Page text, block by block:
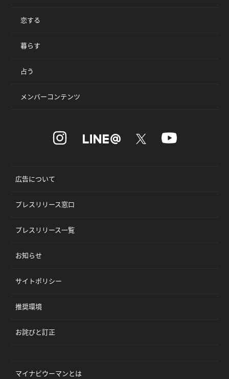
恋する
暮らす
占う
メンバーコンテンツ
広告について
プレスリリース窓口
プレスリリース一覧
お知らせ
サイトポリシー
推奨環境
お詫びと訂正
マイナビウーマンとは